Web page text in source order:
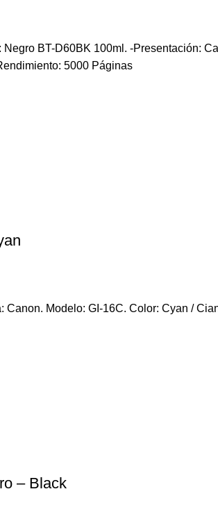
BT-D60BK 100ml. -Presentación:
5000 Páginas
Modelo: GI-16C. Color: Cyan /
– Black